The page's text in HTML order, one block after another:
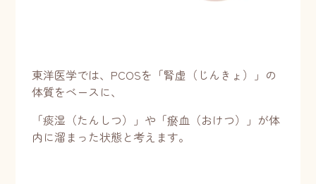
東洋医学では、PCOSを「腎虚（じんきょ）」の
体質をベースに、
「痰湿（たんしつ）」や「瘀血（おけつ）」が体
内に溜まった状態と考えます。